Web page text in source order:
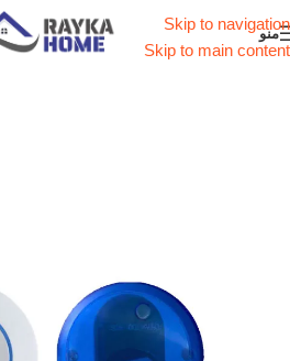
Skip to navigation
Skip to main content
منو